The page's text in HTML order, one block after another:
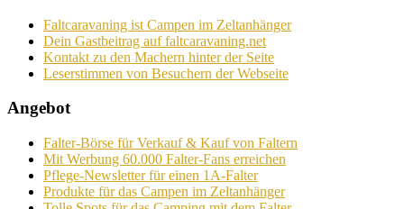
Faltcaravaning ist Campen im Zeltanhänger
Dein Gastbeitrag auf faltcaravaning.net
Kontakt zu den Machern hinter der Seite
Leserstimmen von Besuchern der Webseite
Angebot
Falter-Börse für Verkauf & Kauf von Faltern
Mit Werbung 60.000 Falter-Fans erreichen
Pflege-Newsletter für einen 1A-Falter
Produkte für das Campen im Zeltanhänger